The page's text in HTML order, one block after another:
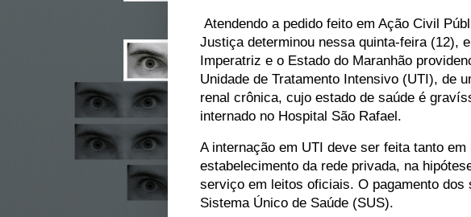
Atendendo a pedido feito em Ação Civil
Justiça determinou nessa quinta-feira (12),
Imperatriz e o Estado do Maranhão
Unidade de Tratamento Intensivo (UTI), de
renal crônica, cujo estado de saúde é
internado no Hospital São Rafael.
A internação em UTI deve ser feita tanto
estabelecimento da rede privada, na
serviço em leitos oficiais. O pagamento
Sistema Único de Saúde (SUS).